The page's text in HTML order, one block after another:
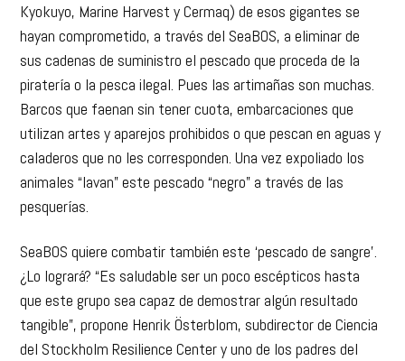
Kyokuyo, Marine Harvest y Cermaq) de esos gigantes se
hayan comprometido, a través del SeaBOS, a eliminar de
sus cadenas de suministro el pescado que proceda de la
piratería o la pesca ilegal. Pues las artimañas son muchas.
Barcos que faenan sin tener cuota, embarcaciones que
utilizan artes y aparejos prohibidos o que pescan en aguas y
caladeros que no les corresponden. Una vez expoliado los
animales “lavan” este pescado “negro” a través de las
pesquerías.
SeaBOS quiere combatir también este ‘pescado de sangre’.
¿Lo logrará? “Es saludable ser un poco escépticos hasta
que este grupo sea capaz de demostrar algún resultado
tangible”, propone Henrik Österblom, subdirector de Ciencia
del Stockholm Resilience Center y uno de los padres del